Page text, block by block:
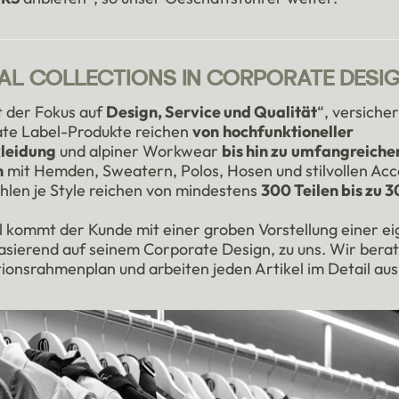
COLLECTIONS IN CORPORATE
der Fokus aufDesign, Service und Qualität“,
Label-Produkte reichen von hochfunktioneller
und alpiner Workwear bis hin zu
mit Hemden, Sweatern, Polos, Hosen und stilvollen
je Style reichen von mindestens 300 Teilen bis zu
kommt der Kunde mit einer groben Vorstellung einer
auf seinem Corporate Design, zu uns. Wir
und arbeiten jeden Artikel im Detail